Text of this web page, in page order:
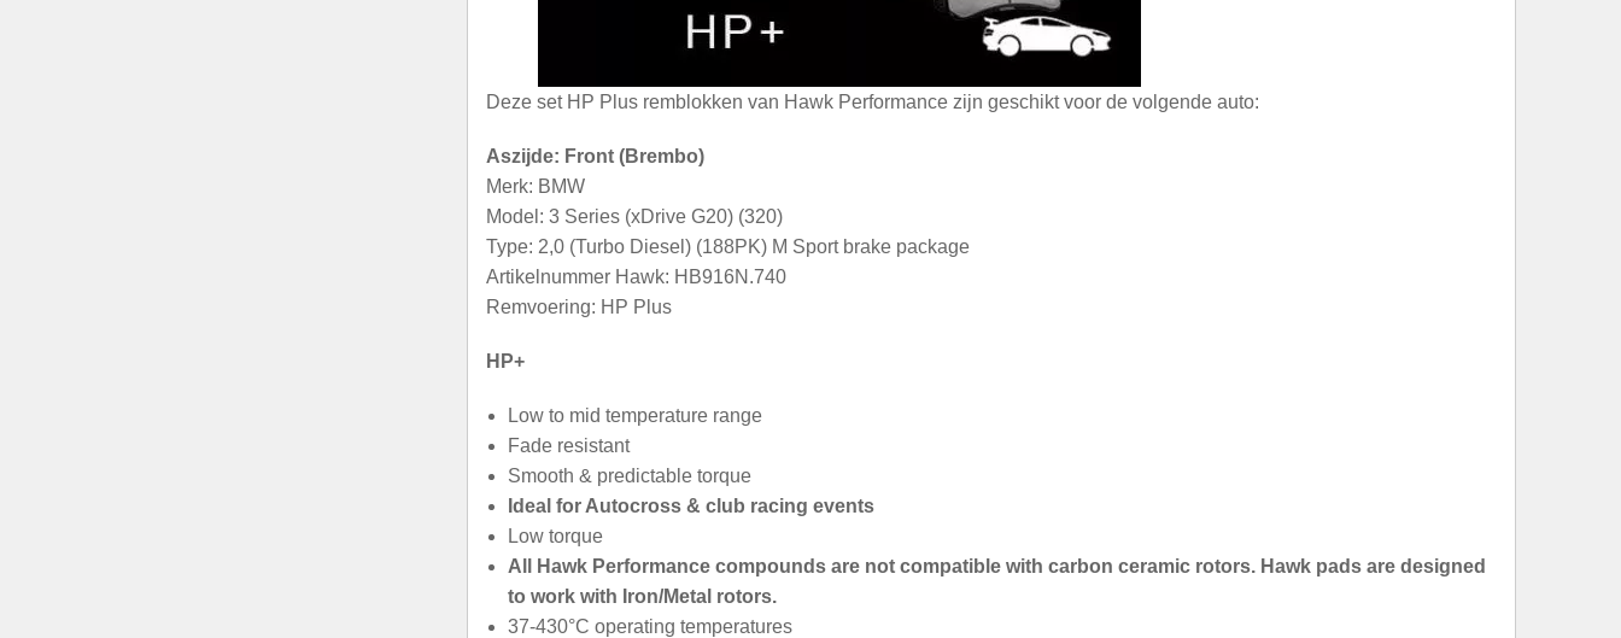
Deze set HP Plus remblokken van Hawk Performance zijn geschikt voor de volgende auto:
Aszijde: Front (Brembo)
Merk: BMW
Model: 3 Series (xDrive G20) (320)
Type: 2,0 (Turbo Diesel) (188PK) M Sport brake package
Artikelnummer Hawk: HB916N.740
Remvoering: HP Plus
HP+
Low to mid temperature range
Fade resistant
Smooth & predictable torque
Ideal for Autocross & club racing events
Low torque
All Hawk Performance compounds are not compatible with carbon ceramic rotors. Hawk pads are designed
to work with Iron/Metal rotors.
37-430°C operating temperatures